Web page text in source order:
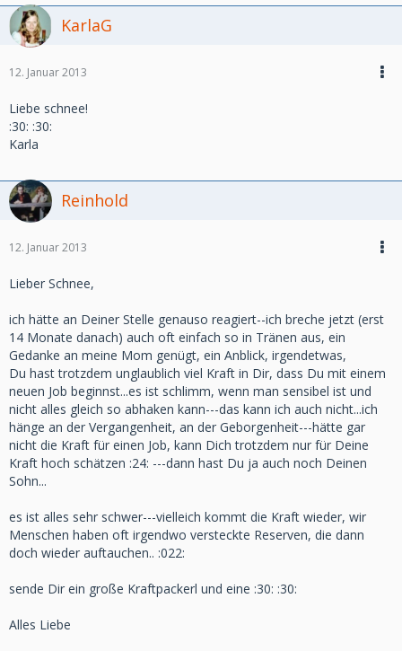
KarlaG
12. Januar 2013
Liebe schnee!
:30: :30:
Karla
Reinhold
12. Januar 2013
Lieber Schnee,
ich hätte an Deiner Stelle genauso reagiert--ich breche jetzt (erst
14 Monate danach) auch oft einfach so in Tränen aus, ein
Gedanke an meine Mom genügt, ein Anblick, irgendetwas,
Du hast trotzdem unglaublich viel Kraft in Dir, dass Du mit einem
neuen Job beginnst...es ist schlimm, wenn man sensibel ist und
nicht alles gleich so abhaken kann---das kann ich auch nicht...ich
hänge an der Vergangenheit, an der Geborgenheit---hätte gar
nicht die Kraft für einen Job, kann Dich trotzdem nur für Deine
Kraft hoch schätzen :24: ---dann hast Du ja auch noch Deinen
Sohn...
es ist alles sehr schwer---vielleich kommt die Kraft wieder, wir
Menschen haben oft irgendwo versteckte Reserven, die dann
doch wieder auftauchen.. :022:
sende Dir ein große Kraftpackerl und eine :30: :30:
Alles Liebe